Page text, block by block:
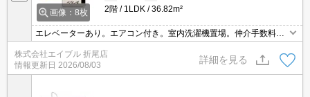
画像：8枚
2階
1LDK 36.82m²
エレベーターあり。エアコン付き。室内洗濯機置場。仲介手数料家
賃の0.55ヵ月分。荷物の多い方にお薦め。
株式会社エイブル 折尾店
情報更新日 2026/08/03
詳細を見る